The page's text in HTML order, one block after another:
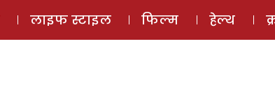
ई-मैगज़ीन
लाइफ स्टाइल फिल्म हेल्थ